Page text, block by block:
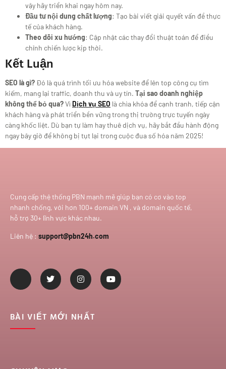
vậy hãy triển khai ngay hôm nay.
Đầu tư nội dung chất lượng: Tạo bài viết giải quyết vấn đề thực
tế của khách hàng.
Theo dõi xu hướng: Cập nhật các thay đổi thuật toán để điều
chỉnh chiến lược kịp thời.
Kết Luận
SEO là gì? Đó là quá trình tối ưu hóa website để lên top công cụ tìm
kiếm, mang lại traffic, doanh thu và uy tín. Tại sao doanh nghiệp
không thể bỏ qua?Vì Dịch vụ SEO là chìa khóa để cạnh tranh, tiếp cận
khách hàng và phát triển bền vững trong thị trường trực tuyến ngày
càng khốc liệt. Dù bạn tự làm hay thuê dịch vụ, hãy bắt đầu hành động
ngay bây giờ để không bị tụt lại trong cuộc đua số hóa năm 2025!
Cung cấp thệ thống PBN mạnh mẽ giúp bạn có cơ vào top
nhanh chống, với hơn 100+ domain VN , và domain quốc tế,
hỗ trợ 30+ lĩnh vực khác nhau.
Liên hệ : support@pbn24h.com
BÀI VIẾT MỚI NHẤT